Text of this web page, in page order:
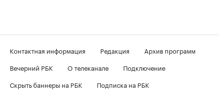
Контактная информация Редакция
Архив программ
Вечерний РБК
О телеканале
Подключение
Скрыть баннеры на РБК
Подписка на РБК